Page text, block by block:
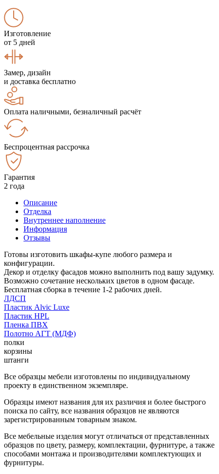
Изготовление
от 5 дней
Замер, дизайн
и доставка бесплатно
Оплата наличными, безналичный расчёт
Беспроцентная рассрочка
Гарантия
2 года
Описание
Отделка
Внутреннее наполнение
Информация
Отзывы
Готовы изготовить шкафы-купе любого размера и
конфигурации.
Декор и отделку фасадов можно выполнить под вашу задумку.
Возможно сочетание нескольких цветов в одном фасаде.
Бесплатная сборка в течение 1-2 рабочих дней.
ЛДСП
Пластик Alvic Luxe
Пластик HPL
Пленка ПВХ
Полотно АГТ (МДФ)
полки
корзины
штанги
Все образцы мебели изготовлены по индивидуальному
проекту в единственном экземпляре.
Образцы имеют названия для их различия и более быстрого
поиска по сайту, все названия образцов не являются
зарегистрированным товарным знаком.
Все мебельные изделия могут отличаться от представленных
образцов по цвету, размеру, комплектации, фурнитуре, а также
способами монтажа и производителями комплектующих и
фурнитуры.